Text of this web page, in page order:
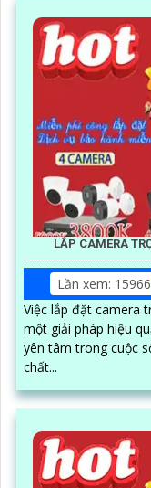
LẮP CAMERA
Lần xem: 15966
Việc lắp đặt camera
một giải pháp hiệu
yên tâm trong cuộc sống hàng
chất...